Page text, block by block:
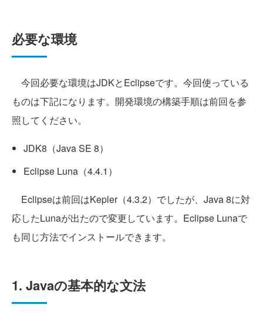
必要な環境
今回必要な環境はJDKとEclipseです。今回使っている
ものは下記になります。開発環境の構築手順は前回を参
照してください。
JDK8（Java SE 8）
Eclipse Luna（4.4.1）
Eclipseは前回はKepler（4.3.2）でしたが、Java 8に対
応したLunaが出たので変更しています。Eclipse Lunaで
も同じ方法でインストールできます。
1. Javaの基本的な文法